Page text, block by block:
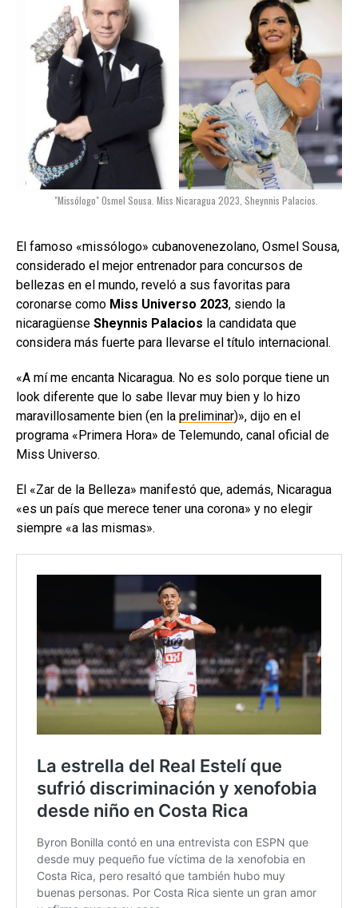
"Missólogo" Osmel Sousa. Miss Nicaragua 2023, Sheynnis Palacios.
El famoso «missólogo» cubanovenezolano, Osmel Sousa,
considerado el mejor entrenador para concursos de
bellezas en el mundo, reveló a sus favoritas para
coronarse como Miss Universo 2023, siendo la
nicaragüense Sheynnis Palacios la candidata que
considera más fuerte para llevarse el título internacional.
«A mí me encanta Nicaragua. No es solo porque tiene un
look diferente que lo sabe llevar muy bien y lo hizo
maravillosamente bien (en la preliminar)», dijo en el
programa «Primera Hora» de Telemundo, canal oficial de
Miss Universo.
El «Zar de la Belleza» manifestó que, además, Nicaragua
«es un país que merece tener una corona» y no elegir
siempre «a las mismas».